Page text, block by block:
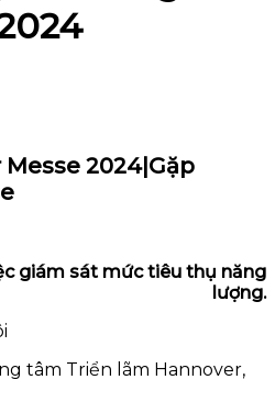
2024|Gặp
giám sát mức tiêu thụ năng
lượng.
tâm Triển lãm Hannover,